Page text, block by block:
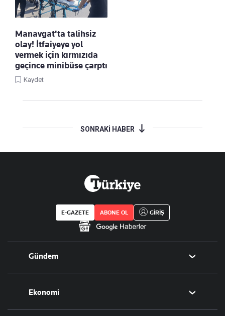
Manavgat'ta talihsiz
olay! İtfaiyeye yol
vermek için kırmızıda
geçince minibüse çarptı
Kaydet
SONRAKİ HABER
E-GAZETE ABONE OL GİRİŞ
Gündem
Politika
Eğitim
Ekonomi
Borsa